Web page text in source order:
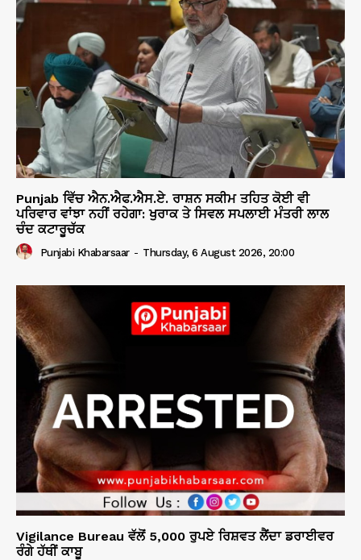
Punjab ਵਿੱਚ ਐਨ.ਐਫ.ਐਸ.ਏ. ਰਾਸ਼ਨ ਸਕੀਮ ਤਹਿਤ ਕੋਈ ਵੀ
ਪਰਿਵਾਰ ਵਾਂਝਾ ਨਹੀਂ ਰਹੇਗਾ: ਖੁਰਾਕ ਤੇ ਸਿਵਲ ਸਪਲਾਈ ਮੰਤਰੀ ਲਾਲ
ਚੰਦ ਕਟਾਰੂਚੱਕ
Punjabi Khabarsaar - Thursday, 6 August 2026, 20:00
Vigilance Bureau ਵੱਲੋਂ 5,000 ਰੁਪਏ ਰਿਸ਼ਵਤ ਲੈਂਦਾ ਡਰਾਈਵਰ
ਰੰਗੇ ਹੱਥੀਂ ਕਾਬੂ